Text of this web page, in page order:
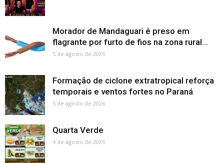
Morador de Mandaguari é preso em
flagrante por furto de fios na zona rural...
5 de agosto de 2026
Formação de ciclone extratropical reforça
temporais e ventos fortes no Paraná
5 de agosto de 2026
Quarta Verde
4 de agosto de 2026